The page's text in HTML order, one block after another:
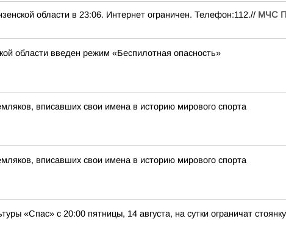
области в 23:06. Интернет ограничен. Телефон:112.// МЧС
области введен режим «Беспилотная опасность»
вписавших свои имена в историю мирового спорта
вписавших свои имена в историю мирового спорта
«Спас» с 20:00 пятницы, 14 августа, на сутки ограничат